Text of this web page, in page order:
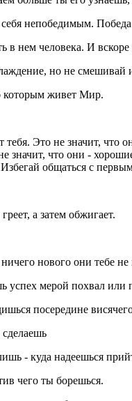
непобедимым.
в нем человека. И
но не смешивай
которым живет Мир.
Это не значит,
значит, что они -
общаться с
а затем обжигает.
нового они тебе не
успех мерой похвал или
посередине
- куда надеешься
чего ты борешься.